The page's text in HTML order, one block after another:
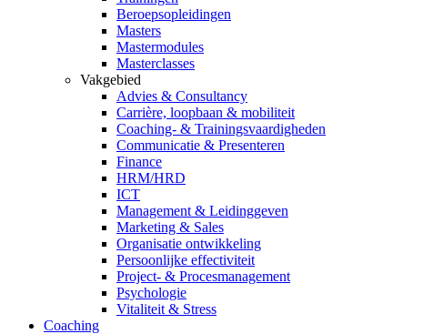
Beroepsopleidingen
Masters
Mastermodules
Masterclasses
Vakgebied
Advies & Consultancy
Carrière, loopbaan & mobiliteit
Coaching- & Trainingsvaardigheden
Communicatie & Presenteren
Finance
HRM/HRD
ICT
Management & Leidinggeven
Marketing & Sales
Organisatie ontwikkeling
Persoonlijke effectiviteit
Project- & Procesmanagement
Psychologie
Vitaliteit & Stress
Coaching